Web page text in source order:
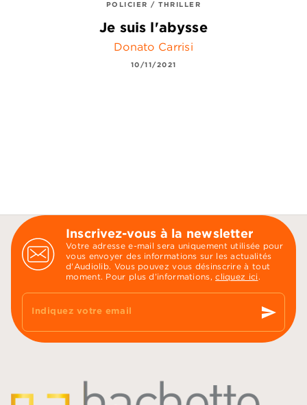
POLICIER / THRILLER
Je suis l'abysse
Donato Carrisi
10/11/2021
Inscrivez-vous à la newsletter
Votre adresse e-mail sera uniquement utilisée pour
vous envoyer des informations sur les actualités
d'Audiolib. Vous pouvez vous désinscrire à tout
moment. Pour plus d’informations,cliquez ici .
Indiquez votre email send